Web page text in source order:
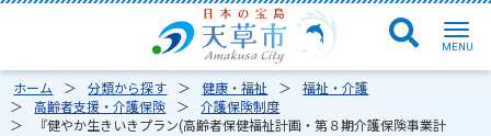
ホーム 分類から探す 健康・福祉
福祉・介護
高齢者支援・介護保険
介護保険制度
『健やか生きいきプラン(高齢者保健福祉計画・第８期介護保険事業計